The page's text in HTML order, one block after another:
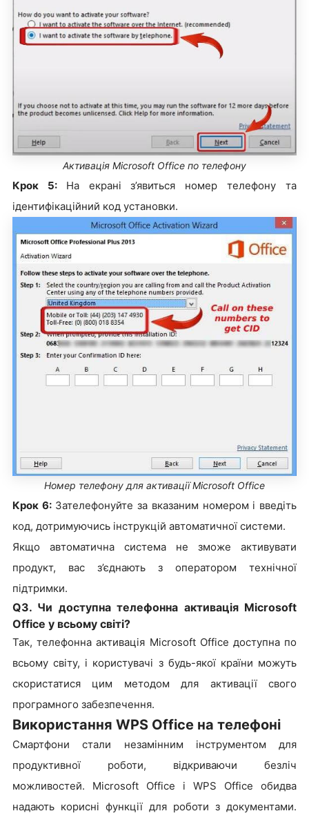
Активація Microsoft Office по телефону
Крок 5: На екрані з’явиться номер телефону та
ідентифікаційний код установки.
Номер телефону для активації Microsoft Office
Крок 6:Зателефонуйте за вказаним номером і введіть
код, дотримуючись інструкцій автоматичної системи.
Якщо автоматична система не зможе активувати
продукт, вас з’єднають з оператором технічної
підтримки.
Q3. Чи доступна телефонна активація Microsoft
Office у всьому світі?
Так, телефонна активація Microsoft Office доступна по
всьому світу, і користувачі з будь-якої країни можуть
скористатися цим методом для активації свого
програмного забезпечення.
Використання WPS Office на телефоні
Смартфони стали незамінним інструментом для
продуктивної роботи, відкриваючи безліч
можливостей. Microsoft Office і WPS Office обидва
надають корисні функції для роботи з документами.